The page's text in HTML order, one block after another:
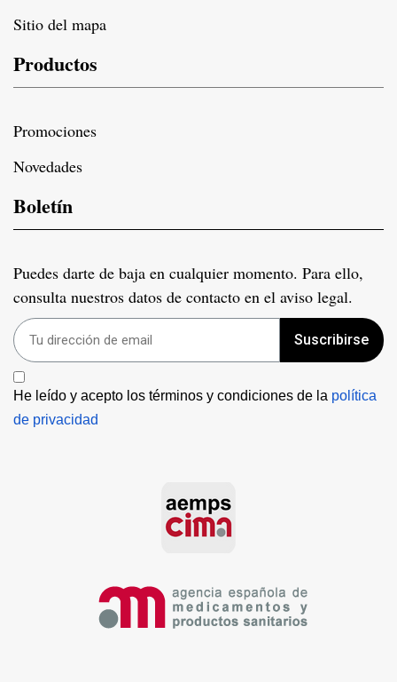
Sitio del mapa
Productos
Promociones
Novedades
Boletín
Puedes darte de baja en cualquier momento. Para ello,
consulta nuestros datos de contacto en el aviso legal.
Suscribirse
He leído y acepto los términos y condiciones de la política
de privacidad